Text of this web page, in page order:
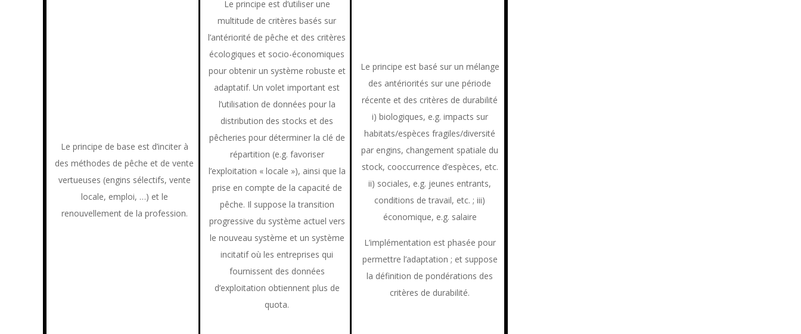
Le principe de base est d’inciter à
des méthodes de pêche et de vente
vertueuses (engins sélectifs, vente
locale, emploi, …) et le
renouvellement de la profession.
Le principe est d’utiliser une
multitude de critères basés sur
l’antériorité de pêche et des critères
écologiques et socio-économiques
pour obtenir un système robuste et
adaptatif. Un volet important est
l’utilisation de données pour la
distribution des stocks et des
pêcheries pour déterminer la clé de
répartition (e.g. favoriser
l’exploitation « locale »), ainsi que la
prise en compte de la capacité de
pêche. Il suppose la transition
progressive du système actuel vers
le nouveau système et un système
incitatif où les entreprises qui
fournissent des données
d’exploitation obtiennent plus de
quota.
Le principe est basé sur un mélange
des antériorités sur une période
récente et des critères de durabilité
i) biologiques, e.g. impacts sur
habitats/espèces fragiles/diversité
par engins, changement spatiale du
stock, cooccurrence d’espèces, etc.
ii) sociales, e.g. jeunes entrants,
conditions de travail, etc. ; iii)
économique, e.g. salaire
L’implémentation est phasée pour
permettre l’adaptation ; et suppose
la définition de pondérations des
critères de durabilité.